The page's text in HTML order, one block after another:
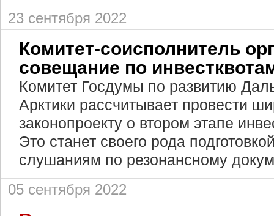
23 сентября 2022
Комитет-соисполнитель
совещание по
Комитет Госдумы по развитию
Арктики рассчитывает провести
законопроекту о втором этапе
Это станет своего рода
слушаниям по резонансному
05 сентября 2022